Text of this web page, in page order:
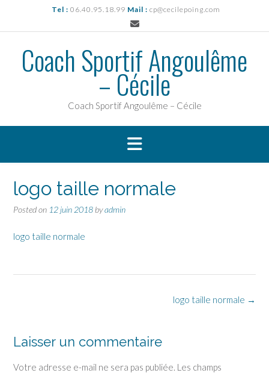
content
Tel : 06.40.95.18.99 Mail : cp@cecilepoing.com
Coach Sportif Angoulême
– Cécile
Coach Sportif Angoulême – Cécile
logo taille normale
Posted on 12 juin 2018 byadmin
logo taille normale
logo taille normale →
Laisser un commentaire
Votre adresse e-mail ne sera pas publiée. Les champs